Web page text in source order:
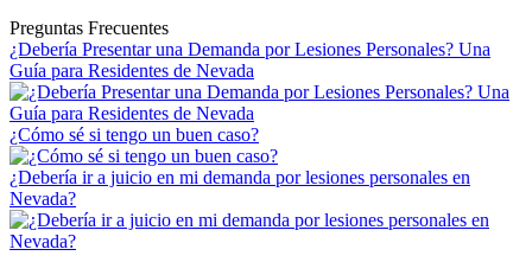
Preguntas Frecuentes
¿Debería Presentar una Demanda por Lesiones Personales? Una
Guía para Residentes de Nevada
¿Cómo sé si tengo un buen caso?
¿Debería ir a juicio en mi demanda por lesiones personales en
Nevada?